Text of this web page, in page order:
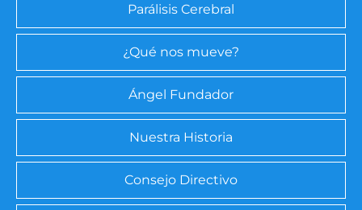
Parálisis Cerebral
¿Qué nos mueve?
Ángel Fundador
Nuestra Historia
Consejo Directivo